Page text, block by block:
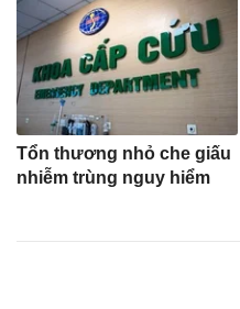
Tổn thương nhỏ che giấu
nhiễm trùng nguy hiểm